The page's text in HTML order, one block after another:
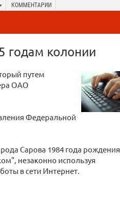
КОММЕНТАРИИ
годам колонии
путем
ОАО
Федеральной
Сарова 1984 года рождения
незаконно используя
в сети Интернет.